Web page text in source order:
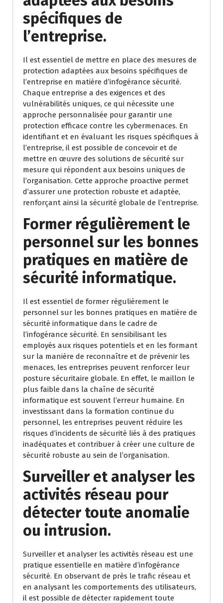
spécifiques de
l’entreprise.
Il est essentiel de mettre en place des mesures de
protection adaptées aux besoins spécifiques de
l’entreprise en matière d’infogérance sécurité.
Chaque entreprise a des exigences et des
vulnérabilités uniques, ce qui nécessite une
approche personnalisée pour garantir une
protection efficace contre les cybermenaces. En
identifiant et en évaluant les risques spécifiques à
l’entreprise, il est possible de concevoir et de
mettre en œuvre des solutions de sécurité sur
mesure qui répondent aux besoins uniques de
l’organisation. Cette approche proactive permet
d’assurer une protection robuste et adaptée,
renforçant ainsi la sécurité globale de l’entreprise.
Former régulièrement le
personnel sur les bonnes
pratiques en matière de
sécurité informatique.
Il est essentiel de former régulièrement le
personnel sur les bonnes pratiques en matière de
sécurité informatique dans le cadre de
l’infogérance sécurité. En sensibilisant les
employés aux risques potentiels et en les formant
sur la manière de reconnaître et de prévenir les
menaces, les entreprises peuvent renforcer leur
posture sécuritaire globale. En effet, le maillon le
plus faible dans la chaîne de sécurité
informatique est souvent l’erreur humaine. En
investissant dans la formation continue du
personnel, les entreprises peuvent réduire les
risques d’incidents de sécurité liés à des pratiques
inadéquates et contribuer à créer une culture de
sécurité robuste au sein de l’organisation.
Surveiller et analyser les
activités réseau pour
détecter toute anomalie
ou intrusion.
Surveiller et analyser les activités réseau est une
pratique essentielle en matière d’infogérance
sécurité. En observant de près le trafic réseau et
en analysant les comportements des utilisateurs,
il est possible de détecter rapidement toute